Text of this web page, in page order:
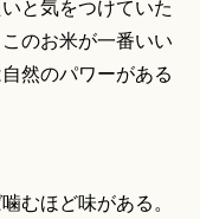
と気をつけていた
のお米が一番いい
然のパワーがある
むほど味がある。